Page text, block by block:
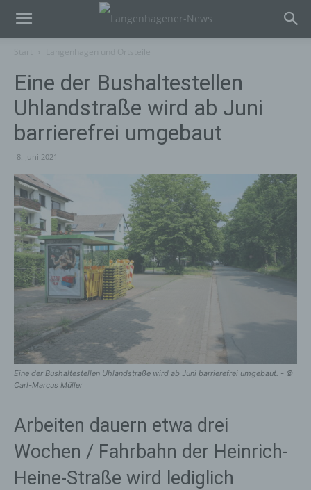
Eine der Bushaltestellen
Uhlandstraße wird ab Juni
barrierefrei umgebaut
8. Juni 2021
Eine der Bushaltestellen Uhlandstraße wird ab Juni barrierefrei umgebaut. - ©
Carl-Marcus Müller
Arbeiten dauern etwa drei
Wochen / Fahrbahn der Heinrich-
Heine-Straße wird lediglich